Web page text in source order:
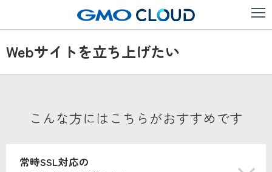
Webサイトを立ち上げたい
こんな方にはこちらがおすすめです
常時SSL対応の